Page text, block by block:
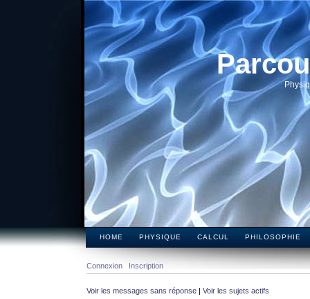
HOME PHYSIQUE CALCUL PHILOSOPHIE
Connexion Inscription
Voir les messages sans réponse | Voir les sujets actifs